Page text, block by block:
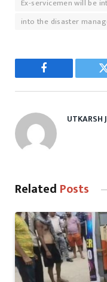
Ex-servicemen will be
into the disaster
Facebook
UTKARSH
Related Posts